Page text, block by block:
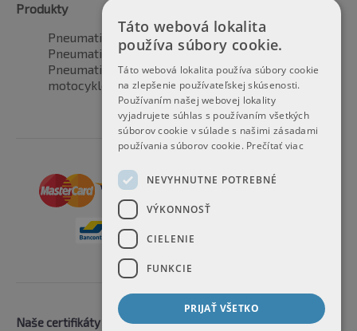
Produkty
Pneumatiky pre automobily
Pneumatiky pre SUV / 4x4
Pneumatiky pre dodávku
motocyklové pneumatiky
Naše certifikáty
Táto webová lokalita
používa súbory cookie.
Táto webová lokalita používa súbory cookie
na zlepšenie používateľskej skúsenosti.
Používaním našej webovej lokality
vyjadrujete súhlas s používaním všetkých
súborov cookie v súlade s našimi zásadami
používania súborov cookie. Prečítať viac
NEVYHNUTNE POTREBNÉ
VÝKONNOSŤ
CIELENIE
FUNKCIE
PRIJAŤ VŠETKO